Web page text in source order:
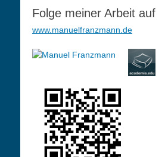
Folge meiner Arbeit auf
www.manuelfranzmann.de